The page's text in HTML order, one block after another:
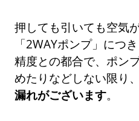
押しても引いても空気
「2WAYポンプ」につ
精度との都合で、ポン
めたりなどしない限り、
漏れがございます。